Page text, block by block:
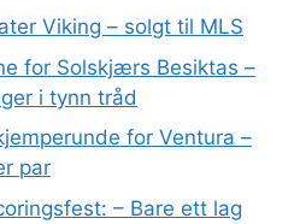
Viking – solgt til MLS
for Solskjærs Besiktas –
i tynn tråd
for Ventura –
par
– Bare ett lag